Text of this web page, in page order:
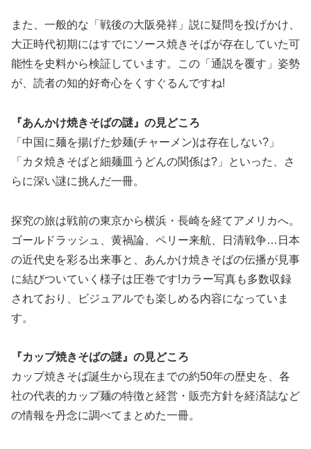
また、一般的な「戦後の大阪発祥」説に疑問を投げかけ、
大正時代初期にはすでにソース焼きそばが存在していた可
能性を史料から検証しています。この「通説を覆す」姿勢
が、読者の知的好奇心をくすぐるんですね!
『あんかけ焼きそばの謎』の見どころ
「中国に麺を揚げた炒麺(チャーメン)は存在しない?」
「カタ焼きそばと細麺皿うどんの関係は?」といった、さ
らに深い謎に挑んだ一冊。
探究の旅は戦前の東京から横浜・長崎を経てアメリカへ。
ゴールドラッシュ、黄禍論、ペリー来航、日清戦争…日本
の近代史を彩る出来事と、あんかけ焼きそばの伝播が見事
に結びついていく様子は圧巻です!カラー写真も多数収録
されており、ビジュアルでも楽しめる内容になっていま
す。
『カップ焼きそばの謎』の見どころ
カップ焼きそば誕生から現在までの約50年の歴史を、各
社の代表的カップ麺の特徴と経営・販売方針を経済誌など
の情報を丹念に調べてまとめた一冊。